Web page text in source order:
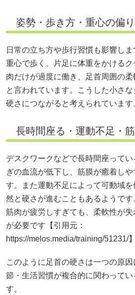
姿勢・歩き方・重心の偏り
日常の立ち方や歩行習慣も影響し
重心で歩く、片足に体重をかける
肉だけが過度に働き、足首周囲の
と言われています。こうした小さな
硬さにつながると考えられています
長時間座る・運動不足・
デスクワークなどで長時間座って
ぎの血流が低下し、筋膜が癒着し
す。また運動不足によって可動域
然と硬さが進むこともあるようで
筋肉が疲労しすぎても、柔軟性が
が必要です【引用元：
https://melos.media/training/51231/】
このように足首の硬さは一つの原
節・生活習慣が複合的に関わってい
す。